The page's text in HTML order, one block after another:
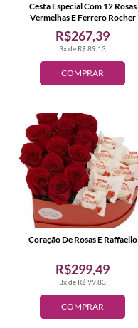
COMPRAR
3x de R$ 89,13
R$267,39
Cesta Especial Com 12 Rosas
Vermelhas E Ferrero Rocher
COMPRAR
3x de R$ 99,83
R$299,49
Coração De Rosas E Raffaello